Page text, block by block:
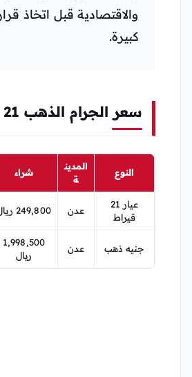
والاقتصادية قبل اتخاذ
كبيرة.
سعر الجرام الذهب 21 في عدن
النوع
المدين
ة
شراء
عيار 21
قيراط
عدن 249,800 ريال
جنيه ذهب عدن
1,998,500
ريال